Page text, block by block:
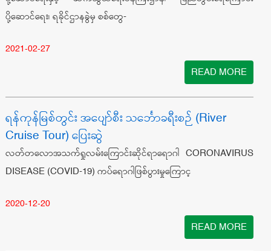
ပို့ဆောင်ရေး၊ ရခိုင်ဌာနခွဲမှ စစ်တွေ-
2021-02-27
READ MORE
ရန်ကုန်မြစ်တွင်း အပျော်စီး သင်္ဘောခရီးစဉ် (River
Cruise Tour) ပြေးဆွဲ
လတ်တလောအသက်ရှုလမ်းကြောင်းဆိုင်ရာရောဂါ CORONAVIRUS
DISEASE (COVID-19) ကပ်ရောဂါဖြစ်ပွားမှုကြောင့
2020-12-20
READ MORE